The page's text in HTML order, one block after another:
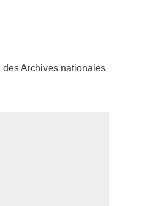
des Archives nationales